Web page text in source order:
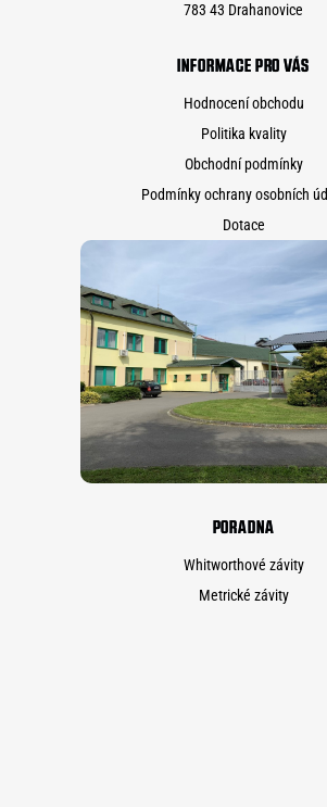
783 43 Drahanovice
INFORMACE PRO VÁS
Hodnocení obchodu
Politika kvality
Obchodní podmínky
Podmínky ochrany osobních
Dotace
PORADNA
Whitworthové závity
Metrické závity